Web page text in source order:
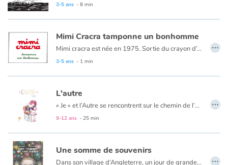
3-5 ans - 8 min
Mimi Cracra tamponne un bonhomme
Mimi cracra est née en 1975. Sortie du crayon d’Agnès Rosenstiehl pour le magazine “Pomme d’api”, cette petite fille aux joues roses et cheveux bruns à laquelle il est facile de s’identifier nous entraîne avec humour dans ses aventures quotidiennes.
3-5 ans - 1 min
…
L'autre
« Je » et l’Autre se rencontrent sur le chemin de l’école, qui pourrait tout aussi bien être le chemin de la vie. Chemin faisant, l’une et l’Autre s’interrogent sur ce qu’ils sont, pourquoi ils sont là, ensemble. Ils apprennent à se connaître, se confient, éprouvent des moments de peur et de joie, s’entraident, défient le regard des autres, avancent en se fixant des buts réels ou imaginaires. Enfants, ils rêvent d’un demain qui serait dessiné à leur goût, de manière juste et équilibrée. Libres.
9-12 ans - 25 min
…
Une somme de souvenirs
Dans son village d’Angleterre, un jour de grande braderie, M. Wilson décide de mettre en vente quelque chose de tout à fait particulier : alors que ses voisins étalent devant leur porte, le long de la rue, toutes sortes d’objets usagés dont ils tentent de se débarrasser, il expose sur sa table, lui, de vieux souvenirs qu’il a extraits de sa tête en les tirant de son oreille… Et ça marche ! …